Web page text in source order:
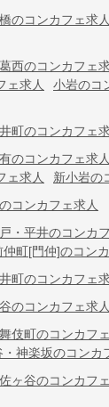
のコンカフェ求人
葛西のコンカフェ
ェ求人
小岩のコ
町のコンカフェ
のコンカフェ求人
ェ求人
新小岩の
コンカフェ求人
・平井のコンカ
仲町[門仲]のコン
町のコンカフェ
のコンカフェ求人
伎町のコンカフ
・神楽坂のコンカ
ヶ谷のコンカフ